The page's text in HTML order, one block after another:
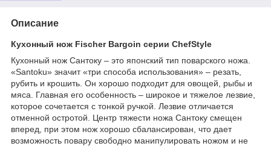
Описание
Кухонный нож Fischer Bargoin серии ChefStyle
Кухонный нож Сантоку – это японский тип поварского ножа.
«Santoku» значит «три способа использования» – резать,
рубить и крошить. Он хорошо подходит для овощей, рыбы и
мяса. Главная его особенность – широкое и тяжелое лезвие,
которое сочетается с тонкой ручкой. Лезвие отличается
отменной остротой. Центр тяжести ножа Сантоку смещен
вперед, при этом нож хорошо сбалансирован, что дает
возможность повару свободно манипулировать ножом и не